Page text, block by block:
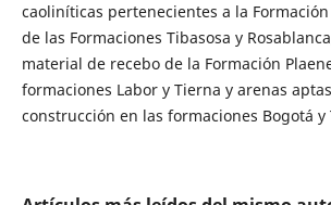
caoliníticas pertenecientes a la
de las Formaciones Tibasosa y
material de recebo de la Formación
formaciones Labor y Tierna y arenas
construcción en las formaciones Bogotá y